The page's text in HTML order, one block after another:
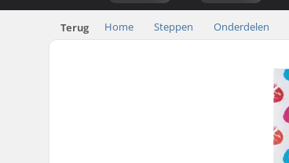
Terug Home Steppen Onderdelen